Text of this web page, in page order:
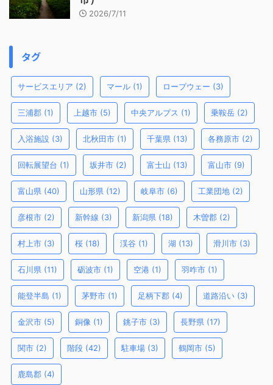
2026/7/11
タグ
サービスエリア (2) マール (1) ロープウェー (3)
三浦郡 (1) 上越市 (5) 中央アルプス (1) 乗鞍岳 (2)
入浴施設 (3) 北秋田市 (1) 千葉県 (13) 各務原市 (2)
回転展望台 (1) 坂井市 (2) 富士山 (13) 富山市 (9)
富山県 (40) 山形県 (12) 岐阜市 (6) 工業団地 (2)
彦根市 (2) 新幹線 (3) 新潟県 (18) 木曽郡 (2)
村上市 (3) 桜 (18) 渓谷 (1) 湖 (13) 滑川市 (3)
石川県 (11) 砺波市 (1) 空港 (1) 羽咋市 (1)
能登半島 (1) 茅野市 (1) 足柄下郡 (4) 道路沿い (3)
金沢市 (5) 銅像 (1) 銚子市 (3) 長野県 (17)
関市 (2) 階段 (42) 駐車場 (3) 鶴岡市 (5)
鹿島郡 (4)